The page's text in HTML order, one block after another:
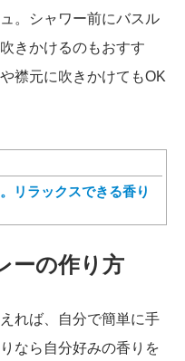
。シャワー前にバスル
きかけるのもおすす
襟元に吹きかけてもOK
リラックスできる香り
ーの作り方
れば、自分で簡単に手
なら自分好みの香りを